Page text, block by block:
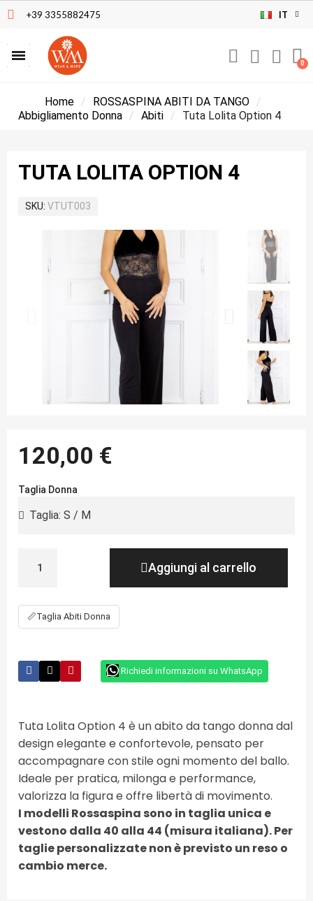
+39 3355882475 IT
Home
ROSSASPINA ABITI DA TANGO
Abbigliamento Donna
Abiti Tuta Lolita Option 4
TUTA LOLITA OPTION 4
SKU VTUT003
120,00 €
Taglia Donna
Aggiungi al carrello
📏Taglia Abiti Donna
Richiedi informazioni su WhatsApp
Tuta Lolita Option 4 è un abito da tango donna dal
design elegante e confortevole, pensato per
accompagnare con stile ogni momento del ballo.
Ideale per pratica, milonga e performance,
valorizza la figura e offre libertà di movimento.
I modelli Rossaspina sono in taglia unica e
vestono dalla 40 alla 44 (misura italiana). Per
taglie personalizzate non è previsto un reso o
cambio merce.